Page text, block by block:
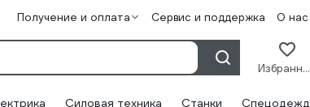
Получение и оплата Сервис и поддержка О нас
Избранное
Силовая техника Станки